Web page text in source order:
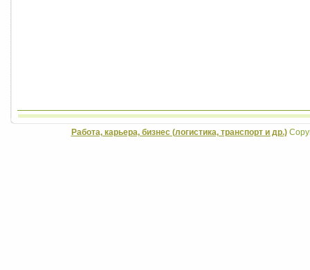
Работа, карьера, бизнес (логистика, транспорт и др.)